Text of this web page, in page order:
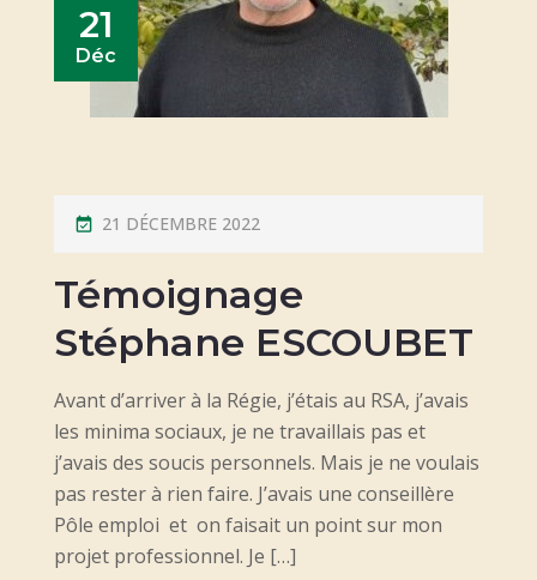
21
Déc
P
O
S
T
E
D
O
N
21 DÉCEMBRE 2022
Témoignage
Stéphane ESCOUBET
Avant d’arriver à la Régie, j’étais au RSA, j’avais
les minima sociaux, je ne travaillais pas et
j’avais des soucis personnels. Mais je ne voulais
pas rester à rien faire. J’avais une conseillère
Pôle emploi et on faisait un point sur mon
projet professionnel. Je […]